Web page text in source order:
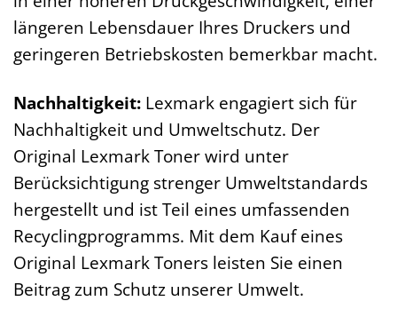
längeren Lebensdauer Ihres Druckers und
geringeren Betriebskosten bemerkbar macht.
Nachhaltigkeit: Lexmark engagiert sich für
Nachhaltigkeit und Umweltschutz. Der
Original Lexmark Toner wird unter
Berücksichtigung strenger Umweltstandards
hergestellt und ist Teil eines umfassenden
Recyclingprogramms. Mit dem Kauf eines
Original Lexmark Toners leisten Sie einen
Beitrag zum Schutz unserer Umwelt.